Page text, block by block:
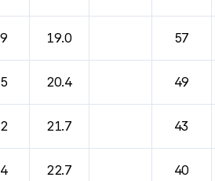
19.0 57
20.4 49
21.7 43
22.7 40